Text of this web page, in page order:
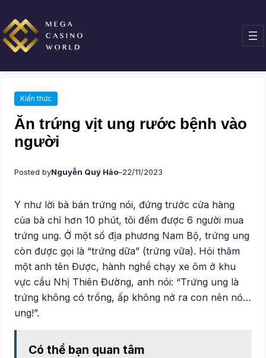
đến
phần
nội
dung
Kiến thức
Ăn trứng vịt ung rước bệnh vào
người
Posted byNguyễn Quý Hảo–22/11/2023
Y như lời bà bán trứng nói, đứng trước cửa hàng
của bà chỉ hơn 10 phút, tôi đếm được 6 người mua
trứng ung. Ở một số địa phương Nam Bộ, trứng ung
còn được gọi là “trứng dữa” (trứng vữa). Hỏi thăm
một anh tên Được, hành nghề chạy xe ôm ở khu
vực cầu Nhị Thiên Đường, anh nói: “Trứng ung là
trứng không có trống, ấp không nở ra con nên nó…
ung!”.
Có thể bạn quan tâm